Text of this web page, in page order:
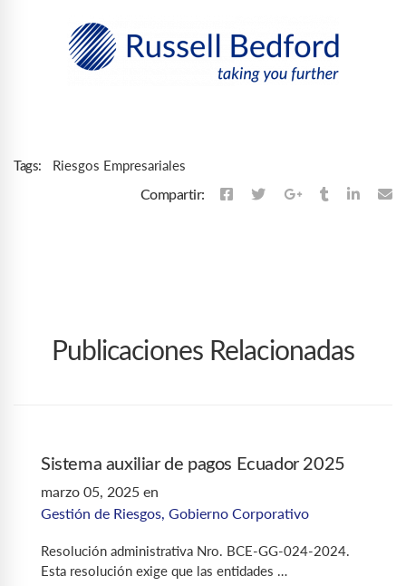
Tags: Riesgos Empresariales
Compartir:
Publicaciones Relacionadas
Sistema auxiliar de pagos Ecuador 2025
marzo 05, 2025 en
Gestión de Riesgos Gobierno Corporativo
Resolución administrativa Nro. BCE-GG-024-2024.
Esta resolución exige que las entidades …